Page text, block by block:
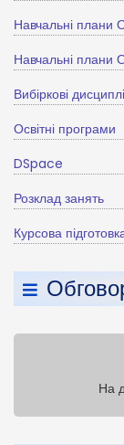
Навчальні плани
Навчальні плани
Вибіркові
Освітні програми
DSpace
Розклад занять
Курсова
На